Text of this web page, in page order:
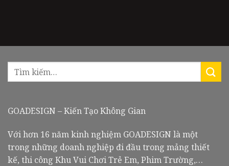
GOADESIGN – Kiến Tạo Không Gian
Với hơn 16 năm kinh nghiệm GOADESIGN là một
trong những doanh nghiệp đi đầu trong mảng thiết
kế, thi công Khu Vui Chơi Trẻ Em, Phim Trường,…